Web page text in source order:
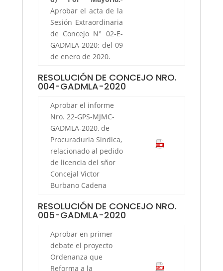
Aprobar el acta de la
Sesión Extraordinaria
de Concejo N° 02-E-
GADMLA-2020; del 09
de enero de 2020.
RESOLUCIÓN DE CONCEJO NRO.
004-GADMLA-2020
Aprobar el informe
Nro. 22-GPS-MJMC-
GADMLA-2020, de
Procuraduria Sindica,
relacionado al pedido
de licencia del sñor
Concejal Victor
Burbano Cadena
RESOLUCIÓN DE CONCEJO NRO.
005-GADMLA-2020
Aprobar en primer
debate el proyecto
Ordenanza que
Reforma a la